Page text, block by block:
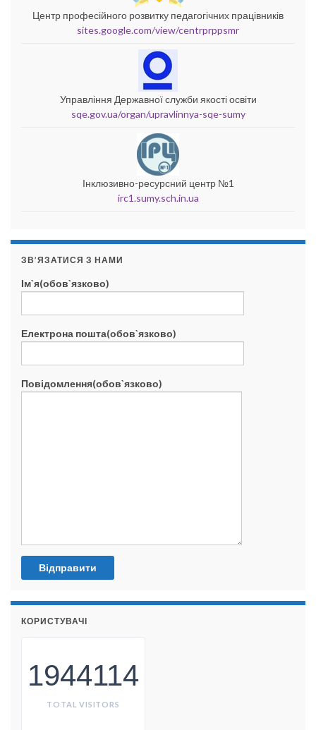
Центр професійного розвитку педагогічних працівників
sites.google.com/view/centrprppsmr
Управління Державної служби якості освіти
sqe.gov.ua/organ/upravlinnya-sqe-sumy
Інклюзивно-ресурсний центр №1
irc1.sumy.sch.in.ua
ЗВ’ЯЗАТИСЯ З НАМИ
Ім`я(обов`язково)
Електрона пошта(обов`язково)
Повідомлення(обов`язково)
КОРИСТУВАЧІ
1944114
TOTAL VISITORS